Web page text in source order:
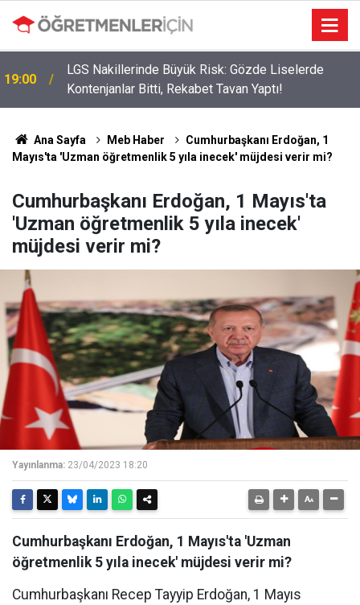
19:00
LGS Nakillerinde Büyük Risk: Gözde Liselerde
Kontenjanlar Bitti, Rekabet Tavan Yaptı!
Ana Sayfa Meb Haber
Cumhurbaşkanı Erdoğan, 1
Mayıs'ta 'Uzman öğretmenlik 5 yıla inecek' müjdesi verir mi?
Cumhurbaşkanı Erdoğan, 1 Mayıs'ta
'Uzman öğretmenlik 5 yıla inecek'
müjdesi verir mi?
Yayınlanma: 23/04/2023 18:20
Cumhurbaşkanı Erdoğan, 1 Mayıs'ta 'Uzman
öğretmenlik 5 yıla inecek' müjdesi verir mi?
Cumhurbaşkanı Recep Tayyip Erdoğan, 1 Mayıs